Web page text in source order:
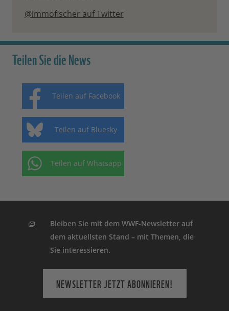
@immofischer auf Twitter
Teilen Sie die News
Teilen auf Facebook
Teilen auf Bluesky
Teilen auf Whatsapp
Bleiben Sie mit dem WWF-Newsletter auf
dem aktuellsten Stand – mit Themen, die
Sie interessieren.
NEWSLETTER JETZT ABONNIEREN!